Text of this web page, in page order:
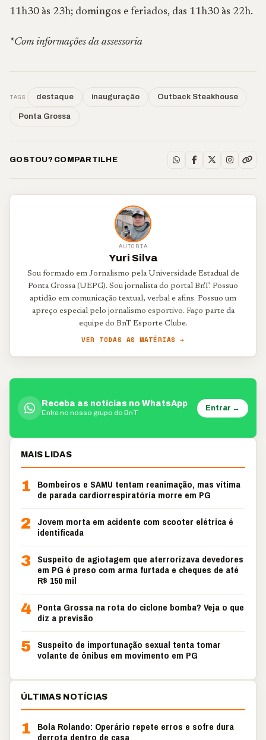
11h30 às 23h; domingos e feriados, das 11h30 às 22h.
*Com informações da assessoria
TAGS destaque inauguração Outback Steakhouse
Ponta Grossa
GOSTOU? COMPARTILHE
AUTORIA
Yuri Silva
Sou formado em Jornalismo pela Universidade Estadual de
Ponta Grossa (UEPG). Sou jornalista do portal BnT. Possuo
aptidão em comunicação textual, verbal e afins. Possuo um
apreço especial pelo jornalismo esportivo. Faço parte da
equipe do BnT Esporte Clube.
VER TODAS AS MATÉRIAS →
Receba as notícias no WhatsApp
Entre no nosso grupo do BnT
Entrar →
MAIS LIDAS
1
Bombeiros e SAMU tentam reanimação, mas vítima
de parada cardiorrespiratória morre em PG
2
Jovem morta em acidente com scooter elétrica é
identificada
3 Suspeito de agiotagem que aterrorizava devedores
em PG é preso com arma furtada e cheques de até
R$ 150 mil
4 Ponta Grossa na rota do ciclone bomba? Veja o que
diz a previsão
5 Suspeito de importunação sexual tenta tomar
volante de ônibus em movimento em PG
ÚLTIMAS NOTÍCIAS
1
Bola Rolando: Operário repete erros e sofre dura
derrota dentro de casa